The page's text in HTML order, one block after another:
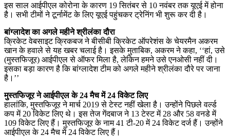
इस साल आईपीएल कोरोना के कारण 19 सितंबर से 10 नवंबर तक यूएई में होना
है। सभी टीमों ने टूर्नामेंट के लिए यूएई पहुंचकर ट्रेनिंग भी शुरू कर दी है।
बांग्लादेश का अगले महीने श्रीलंका दौरा
क्रिकेट वेबसाइट क्रिकबज ने बीसीबी क्रिकेट ऑपरेशंस के चेयरमैन अकरम
खान के हवाले से यह खबर चलाई है। इसके मुताबिक, अकरम ने कहा, ‘‘हां, उसे
(मुस्तफिजूर) आईपीएल से ऑफर मिला है, लेकिन हमने उसे एनओसी नहीं दी।
इसका बड़ा कारण है कि बांग्लादेश टीम को अगले महीने श्रीलंका दौरे पर जाना
है।’’
मुस्तफिजूर ने आईपीएल के 24 मैच में 24 विकेट लिए
हालांकि, मुस्तफिजूर ने मार्च 2019 से टेस्ट नहीं खेला है। उन्होंने पिछले वर्ल्ड
कप में 20 विकेट लिए थे। इस तेज गेंदबाज ने 13 टेस्ट में 28 और 58 वनडे में
109 विकेट लिए हैं। मुस्तफिजूर के नाम 41 टी-20 में 24 विकेट दर्ज हैं। उन्होंने
आईपीएल के 24 मैच में 24 विकेट लिए हैं।